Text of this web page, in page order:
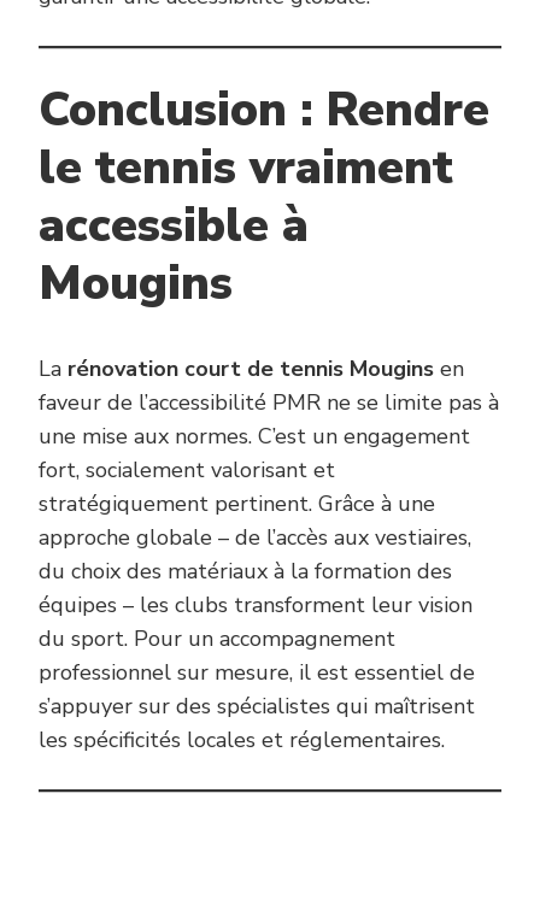
Conclusion : Rendre
le tennis vraiment
accessible à
Mougins
La rénovation court de tennis Mougins en
faveur de l’accessibilité PMR ne se limite pas à
une mise aux normes. C’est un engagement
fort, socialement valorisant et
stratégiquement pertinent. Grâce à une
approche globale – de l’accès aux vestiaires,
du choix des matériaux à la formation des
équipes – les clubs transforment leur vision
du sport. Pour un accompagnement
professionnel sur mesure, il est essentiel de
s’appuyer sur des spécialistes qui maîtrisent
les spécificités locales et réglementaires.